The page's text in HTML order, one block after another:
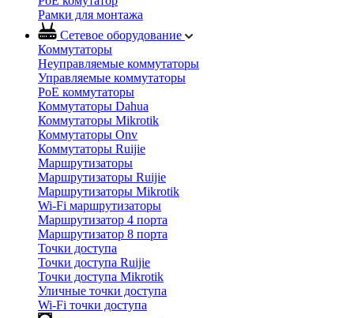
Рамки для монтажа
Сетевое оборудование
Коммутаторы
Неуправляемые коммутаторы
Управляемые коммутаторы
PoE коммутаторы
Коммутаторы Dahua
Коммутаторы Mikrotik
Коммутаторы Onv
Коммутаторы Ruijie
Маршрутизаторы
Маршрутизаторы Ruijie
Маршрутизаторы Mikrotik
Wi-Fi маршрутизаторы
Маршрутизатор 4 порта
Маршрутизатор 8 порта
Точки доступа
Точки доступа Ruijie
Точки доступа Mikrotik
Уличные точки доступа
Wi-Fi точки доступа